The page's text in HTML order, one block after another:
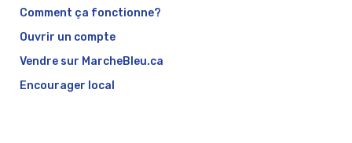
Comment ça fonctionne?
Ouvrir un compte
Vendre sur MarcheBleu.ca
Encourager local